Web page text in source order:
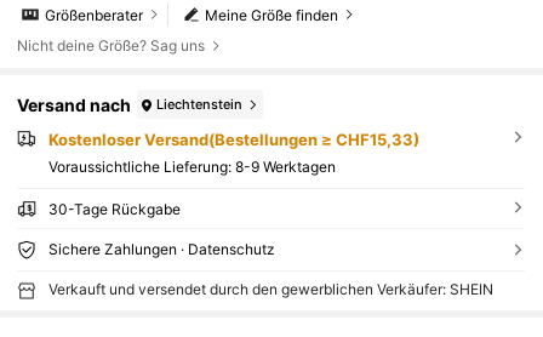
Meine Größe finden
Größenberater
Nicht deine Größe? Sag uns
Versand nach Liechtenstein
Kostenloser Versand(Bestellungen ≥ CHF15,33)
Voraussichtliche Lieferung: 8-9 Werktagen
30-Tage Rückgabe
Sichere Zahlungen · Datenschutz
Verkauft und versendet durch den gewerblichen Verkäufer: SHEIN